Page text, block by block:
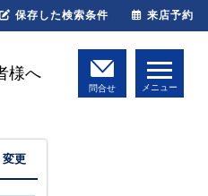
様へ
問合せ メニュー
更
保存した検索条件 来店予約